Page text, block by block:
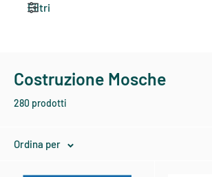
Filtri
Costruzione Mosche
280 prodotti
Ordina per